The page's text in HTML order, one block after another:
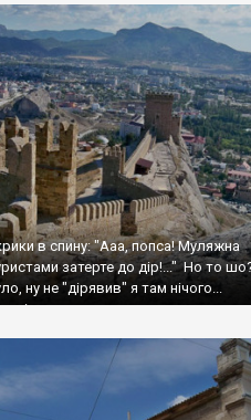
в спину: "Ааа, попса! Муляжна
затерте до дір!..." Но то
ну не "дірявив" я там нічого...
літа.